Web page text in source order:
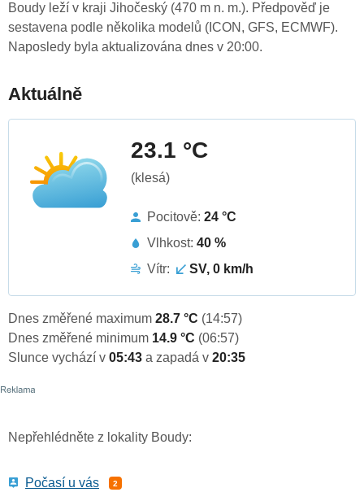
Boudy leží v kraji Jihočeský (470 m n. m.). Předpověď je
sestavena podle několika modelů (ICON, GFS, ECMWF).
Naposledy byla aktualizována dnes v 20:00.
Aktuálně
23.1 °C
(klesá)
Pocitově: 24 °C
Vlhkost: 40 %
Vítr:
SV, 0 km/h
Dnes změřené maximum 28.7 °C (14:57)
Dnes změřené minimum 14.9 °C (06:57)
Slunce vychází v 05:43 a zapadá v 20:35
Nepřehlédněte z lokality Boudy:
Počasí u vás 2